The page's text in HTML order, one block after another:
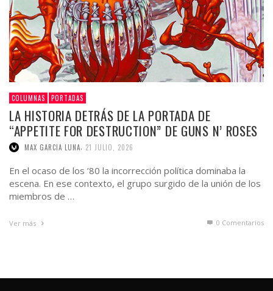
COLUMNAS PORTADAS
LA HISTORIA DETRÁS DE LA PORTADA DE
“APPETITE FOR DESTRUCTION” DE GUNS N’ ROSES
MAX GARCIA LUNA, 21 JULIO, 2026
En el ocaso de los ’80 la incorrección política dominaba la
escena. En ese contexto, el grupo surgido de la unión de los
miembros de …
Ver más 0 Comentarios